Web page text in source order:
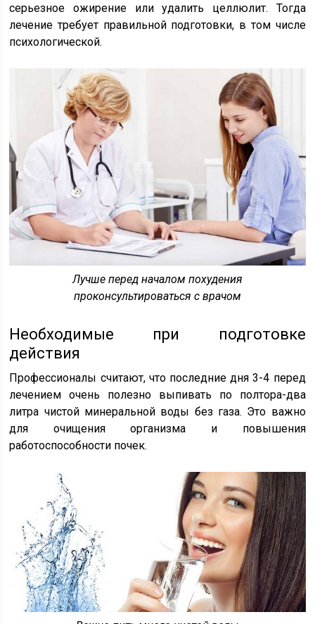
серьезное ожирение или удалить целлюлит. Тогда
лечение требует правильной подготовки, в том числе
психологической.
Лучше перед началом похудения
проконсультироваться с врачом
Необходимые при подготовке
действия
Профессионалы считают, что последние дня 3-4 перед
лечением очень полезно выпивать по полтора-два
литра чистой минеральной воды без газа. Это важно
для очищения организма и повышения
работоспособности почек.